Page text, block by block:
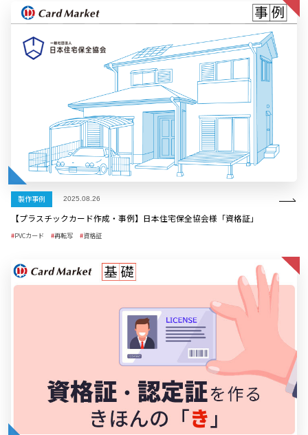
製作事例 2025.08.26
【プラスチックカード作成・事例】日本住宅保全協会様「資格証」
PVCカード 再転写 資格証